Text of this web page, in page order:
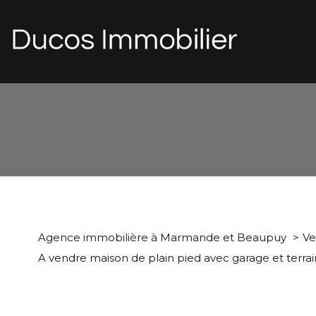
Maison 47200 -
Agence immobilière à Marmande et Beaupuy
A vendre maison de plain pied avec garage et